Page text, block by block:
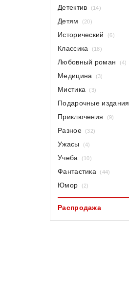
Детектив (14)
Детям (20)
Исторический (6)
Классика (18)
Любовный роман (4)
Медицина (3)
Мистика (3)
Подарочные издания
Приключения (9)
Разное (32)
Ужасы (4)
Учеба (10)
Фантастика (44)
Юмор (2)
Распродажа